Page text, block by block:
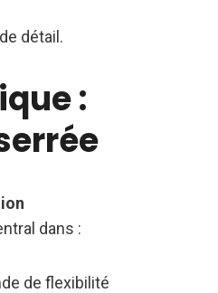
détail.
:
dans :
de flexibilité